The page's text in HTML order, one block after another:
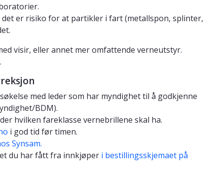
det er risiko for at partikler i fart (metallspon, splinter,
visir, eller annet mer omfattende verneutstyr.
med leder som har myndighet til å godkjenne
BDM).
hvilken fareklasse vernebrillene skal ha.
i god tid før timen.
Synsam.
du har fått fra innkjøper i bestillingsskjemaet på